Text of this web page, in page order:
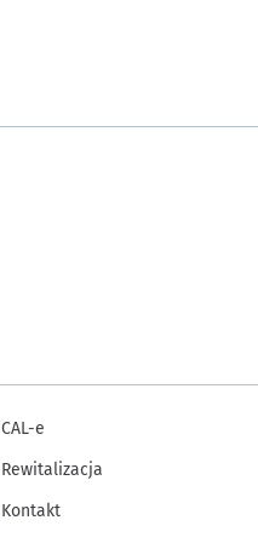
CAL-e
Rewitalizacja
Kontakt